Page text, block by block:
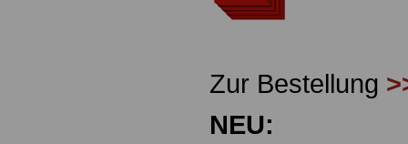
Zur Bestellung
NEU: